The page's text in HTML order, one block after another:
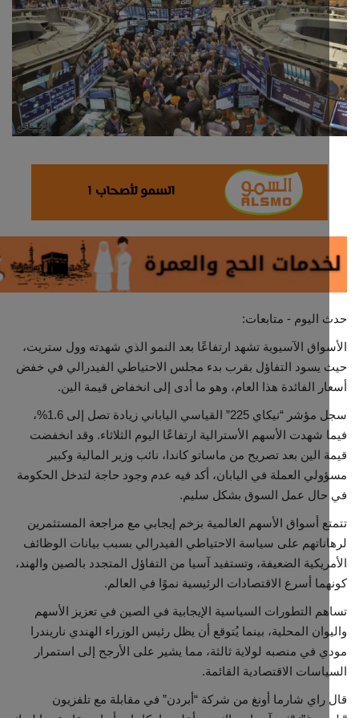
ثقافة وفن
اقتصاد
التقارير والحوارات
العالمية
منصة حرة
تكنولوجيا وسيارات
مجتمع مدني
معرض الصور
اليوم - متابعات:
الآسيوية تشهد ارتفاعًا بعد النمو الذي شهدته وول ستريت،
يسود التفاؤل بقرب بدء مجلس الاحتياطي الفيدرالي في خفض
الفائدة هذا العام، وهو ما أدى إلى انخفاض قيمة الين.
سجل مؤشر “نيكاي 225” القياسي الياباني زيادة تصل إلى 1.6%،
شهدت الأسهم الأسترالية ارتفاعًا اليوم الثلاثاء. وقد انخفضت
الين بعد تصريح من ماساتو كاندا، نائب وزير المالية وكبير
العملة في اليابان، أكد فيه عدم وجود حاجة لتدخل الحكومة
عمل السوق بشكل سليم.
أسواق الأسهم العالمية بزخم إيجابي مع مراجعة المستثمرين
على سياسة الاحتياطي الفيدرالي بسبب بيانات الوظائف
الضعيفة، وتستفيد آسيا من التفاؤل المتجدد بالصين والهند،
أسرع الاقتصادات الرئيسية نموًا في العالم.
التطورات السياسية الإيجابية في الصين في تعزيز الأسهم
المحلية، بينما يُتوقع أن يظل رئيس الوزراء الهندي ناريندرا
في منصبه لولاية ثالثة، مما يشير على الأرجح إلى استمرار
الاقتصادية القائمة.
راي شارما أونغ من شركة “أبردن” في مقابلة مع تلفزيون